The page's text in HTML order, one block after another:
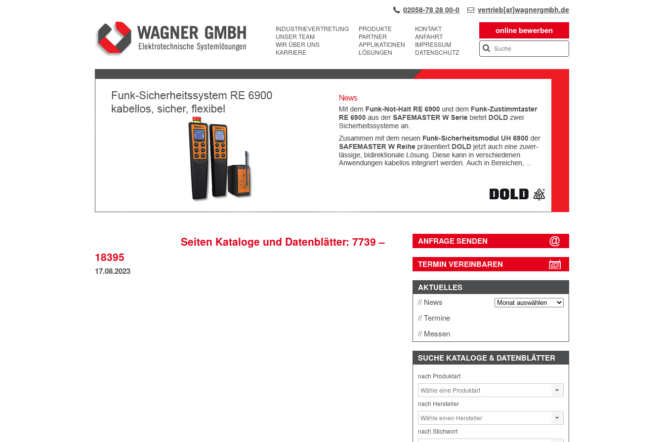
02058-78 28 00-0 vertrieb[at]wagnergmbh.de
online bewerben
INDUSTRIEVERTRETUNG
UNSER TEAM
WIR ÜBER UNS
KARRIERE
PRODUKTE
PARTNER
APPLIKATIONEN
LÖSUNGEN
KONTAKT
ANFAHRT
IMPRESSUM
DATENSCHUTZ
Next
Seiten Kataloge und Datenblätter: 7739 –
18395
17.08.2023
ANFRAGE SENDEN
TERMIN VEREINBAREN
AKTUELLES
News
Termine
Messen
SUCHE KATALOGE & DATENBLÄTTER
nach Produktart
nach Hersteller
nach Stichwort